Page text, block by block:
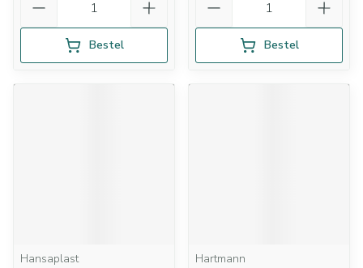
Bestel Bestel
Hansaplast
Hartmann